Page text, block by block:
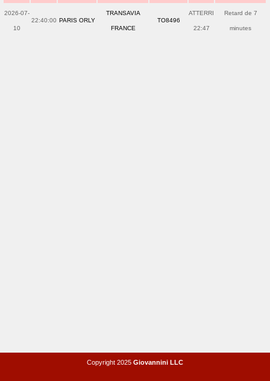
2026-07-
10
22:40:00 PARIS ORLY
TRANSAVIA
FRANCE
TO8496
ATTERRI
22:47
Retard de 7
minutes
Copyright 2025 Giovannini LLC